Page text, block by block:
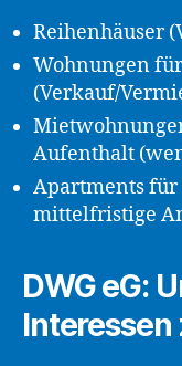
Reihenhäuser
Wohnungen
(Verkauf/
Aufenthalt
Apartments
mittelfristige
DWG eG: